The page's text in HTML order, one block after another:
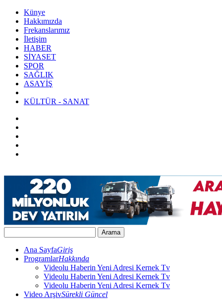
Künye
Hakkımızda
Frekanslarımız
İletişim
HABER
SİYASET
SPOR
SAĞLIK
ASAYİŞ
KÜLTÜR - SANAT
Ana SayfaGiriş
ProgramlarHakkında
Videolu Haberin Yeni Adresi Kernek Tv
Videolu Haberin Yeni Adresi Kernek Tv
Videolu Haberin Yeni Adresi Kernek Tv
Video ArşivSürekli Güncel